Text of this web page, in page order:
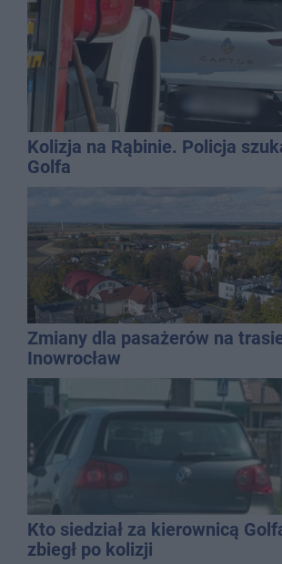
Kolizja na Rąbinie. Policja
Golfa
Zmiany dla pasażerów na
Inowrocław
Kto siedział za kierownicą
zbiegł po kolizji